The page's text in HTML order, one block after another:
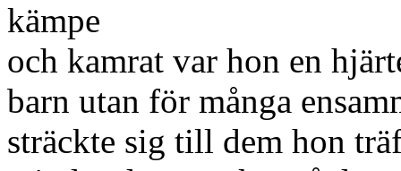
kämpe
och kamrat var hon en
barn utan för många
sträckte sig till dem hon